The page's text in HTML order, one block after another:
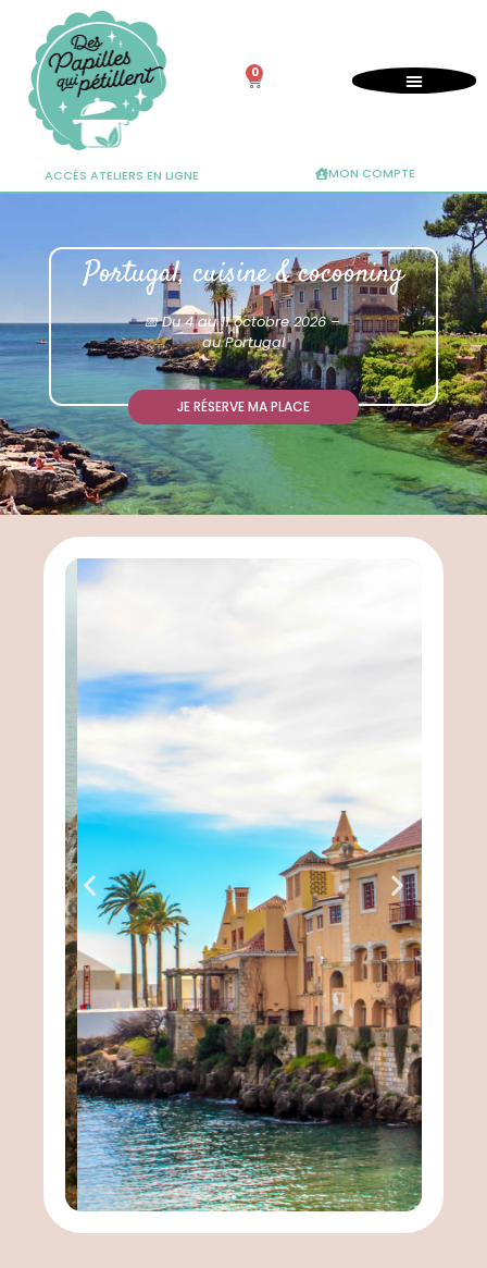
0
ACCÈS ATELIERS EN LIGNE MON COMPTE
Portugal, cuisine & cocooning
📅 Du 4 au 11 octobre 2026 –
au Portugal
JE RÉSERVE MA PLACE